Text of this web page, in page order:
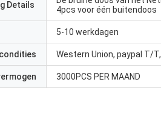
Details
4pcs voor één buitendoos
5-10 werkdagen
Western Union, paypal T/T,
3000PCS PER MAAND